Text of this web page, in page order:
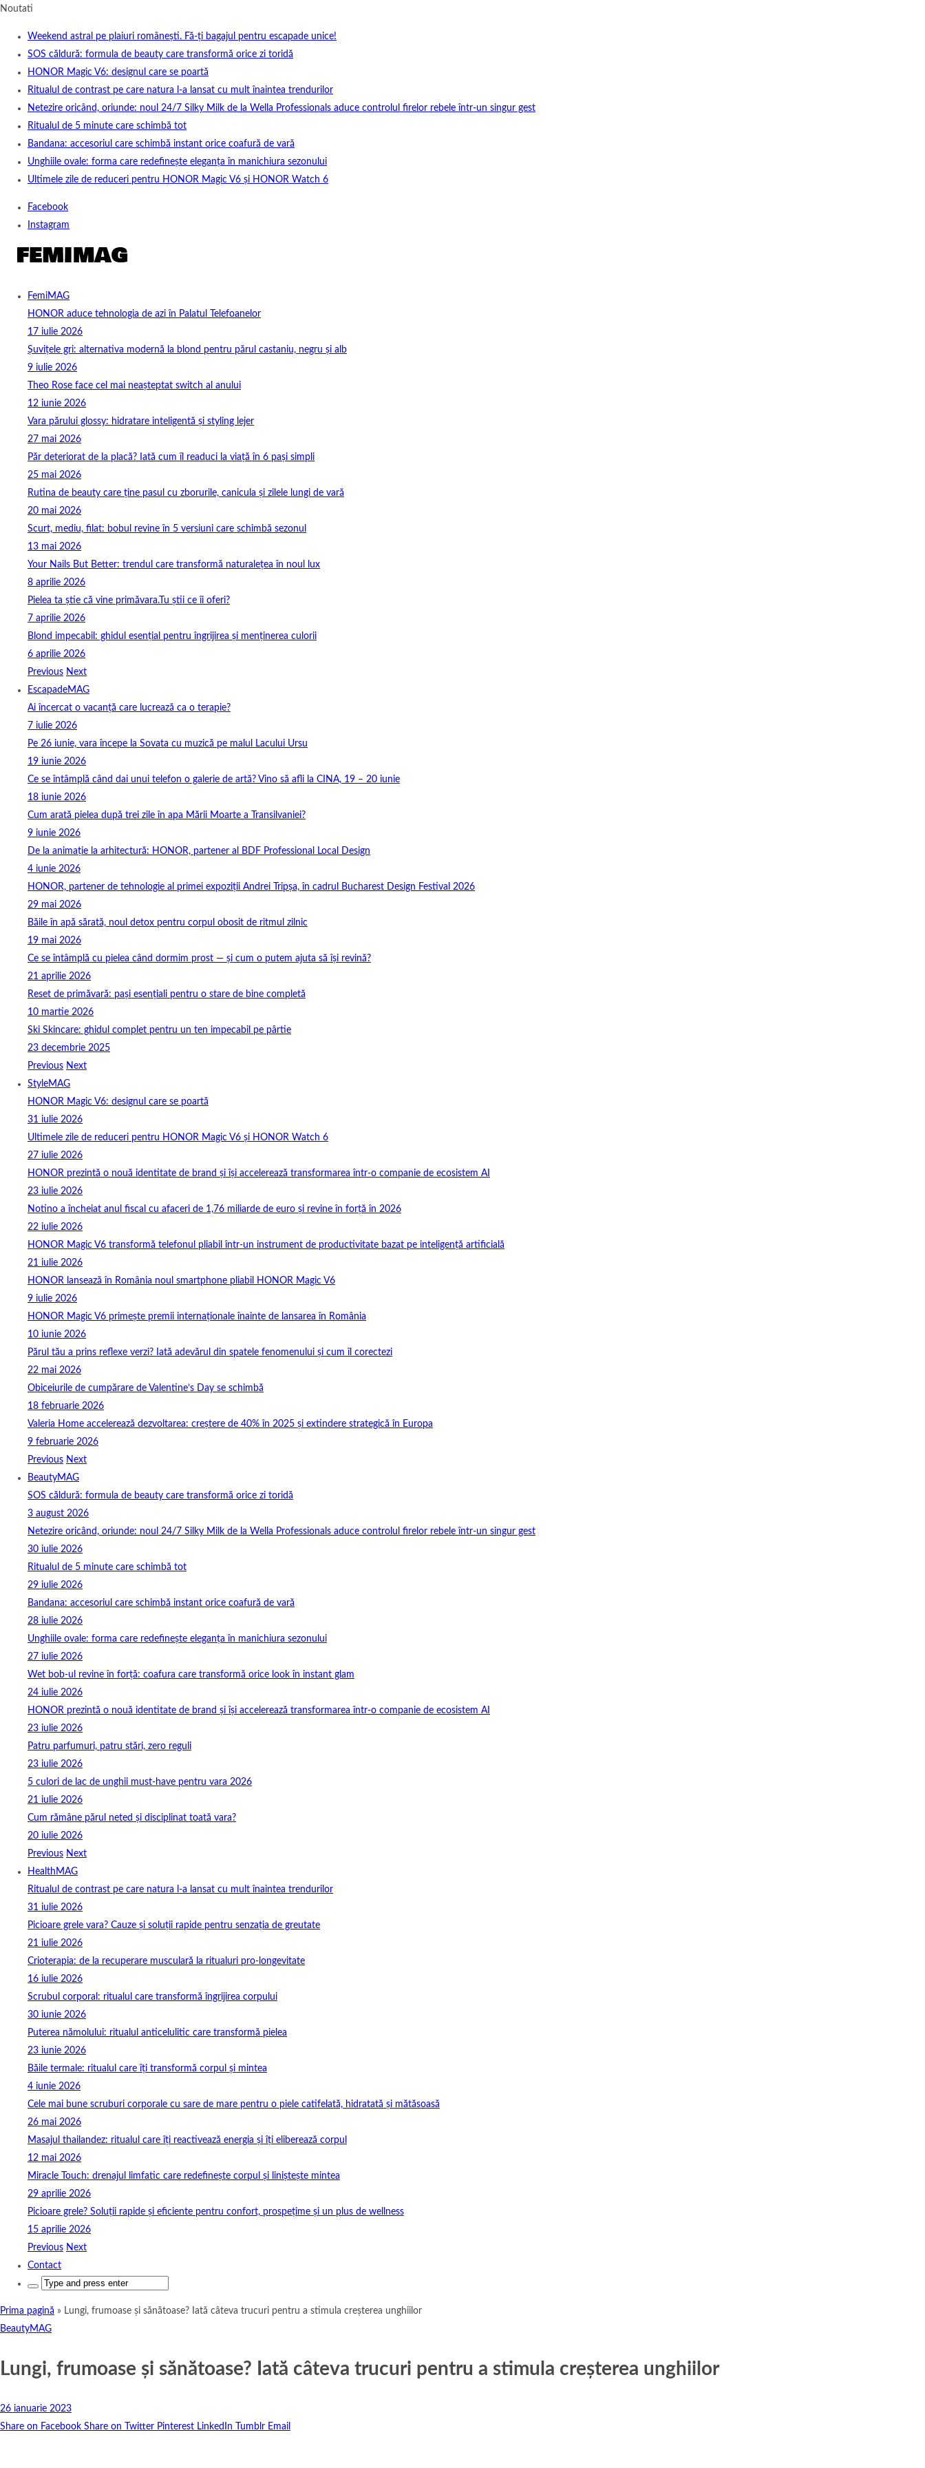
Noutati
Weekend astral pe plaiuri românești. Fă-ți bagajul pentru escapade unice!
SOS căldură: formula de beauty care transformă orice zi toridă
HONOR Magic V6: designul care se poartă
Ritualul de contrast pe care natura l-a lansat cu mult înaintea trendurilor
Netezire oricând, oriunde: noul 24/7 Silky Milk de la Wella Professionals aduce controlul firelor rebele într-un singur gest
Ritualul de 5 minute care schimbă tot
Bandana: accesoriul care schimbă instant orice coafură de vară
Unghiile ovale: forma care redefinește eleganța în manichiura sezonului
Ultimele zile de reduceri pentru HONOR Magic V6 și HONOR Watch 6
Facebook
Instagram
FemiMAG
HONOR aduce tehnologia de azi în Palatul Telefoanelor
17 iulie 2026
Șuvițele gri: alternativa modernă la blond pentru părul castaniu, negru și alb
9 iulie 2026
Theo Rose face cel mai neașteptat switch al anului
12 iunie 2026
Vara părului glossy: hidratare inteligentă și styling lejer
27 mai 2026
Păr deteriorat de la placă? Iată cum îl readuci la viață în 6 pași simpli
25 mai 2026
Rutina de beauty care ține pasul cu zborurile, canicula și zilele lungi de vară
20 mai 2026
Scurt, mediu, filat: bobul revine în 5 versiuni care schimbă sezonul
13 mai 2026
Your Nails But Better: trendul care transformă naturalețea în noul lux
8 aprilie 2026
Pielea ta știe că vine primăvara.Tu știi ce îi oferi?
7 aprilie 2026
Blond impecabil: ghidul esențial pentru îngrijirea și menținerea culorii
6 aprilie 2026
Previous Next
EscapadeMAG
Ai încercat o vacanță care lucrează ca o terapie?
7 iulie 2026
Pe 26 iunie, vara începe la Sovata cu muzică pe malul Lacului Ursu
19 iunie 2026
Ce se întâmplă când dai unui telefon o galerie de artă? Vino să afli la CINA, 19 – 20 iunie
18 iunie 2026
Cum arată pielea după trei zile în apa Mării Moarte a Transilvaniei?
9 iunie 2026
De la animație la arhitectură: HONOR, partener al BDF Professional Local Design
4 iunie 2026
HONOR, partener de tehnologie al primei expoziții Andrei Tripșa, în cadrul Bucharest Design Festival 2026
29 mai 2026
Băile în apă sărată, noul detox pentru corpul obosit de ritmul zilnic
19 mai 2026
Ce se întâmplă cu pielea când dormim prost — și cum o putem ajuta să își revină?
21 aprilie 2026
Reset de primăvară: pași esențiali pentru o stare de bine completă
10 martie 2026
Ski Skincare: ghidul complet pentru un ten impecabil pe pârtie
23 decembrie 2025
Previous Next
StyleMAG
HONOR Magic V6: designul care se poartă
31 iulie 2026
Ultimele zile de reduceri pentru HONOR Magic V6 și HONOR Watch 6
27 iulie 2026
HONOR prezintă o nouă identitate de brand și își accelerează transformarea într-o companie de ecosistem AI
23 iulie 2026
Notino a încheiat anul fiscal cu afaceri de 1,76 miliarde de euro și revine în forță în 2026
22 iulie 2026
HONOR Magic V6 transformă telefonul pliabil într-un instrument de productivitate bazat pe inteligență artificială
21 iulie 2026
HONOR lansează în România noul smartphone pliabil HONOR Magic V6
9 iulie 2026
HONOR Magic V6 primește premii internaționale înainte de lansarea în România
10 iunie 2026
Părul tău a prins reflexe verzi? Iată adevărul din spatele fenomenului și cum îl corectezi
22 mai 2026
Obiceiurile de cumpărare de Valentine’s Day se schimbă
18 februarie 2026
Valeria Home accelerează dezvoltarea: creștere de 40% în 2025 și extindere strategică în Europa
9 februarie 2026
Previous Next
BeautyMAG
SOS căldură: formula de beauty care transformă orice zi toridă
3 august 2026
Netezire oricând, oriunde: noul 24/7 Silky Milk de la Wella Professionals aduce controlul firelor rebele într-un singur gest
30 iulie 2026
Ritualul de 5 minute care schimbă tot
29 iulie 2026
Bandana: accesoriul care schimbă instant orice coafură de vară
28 iulie 2026
Unghiile ovale: forma care redefinește eleganța în manichiura sezonului
27 iulie 2026
Wet bob-ul revine în forță: coafura care transformă orice look în instant glam
24 iulie 2026
HONOR prezintă o nouă identitate de brand și își accelerează transformarea într-o companie de ecosistem AI
23 iulie 2026
Patru parfumuri, patru stări, zero reguli
23 iulie 2026
5 culori de lac de unghii must‑have pentru vara 2026
21 iulie 2026
Cum rămâne părul neted și disciplinat toată vara?
20 iulie 2026
Previous Next
HealthMAG
Ritualul de contrast pe care natura l-a lansat cu mult înaintea trendurilor
31 iulie 2026
Picioare grele vara? Cauze și soluții rapide pentru senzația de greutate
21 iulie 2026
Crioterapia: de la recuperare musculară la ritualuri pro‑longevitate
16 iulie 2026
Scrubul corporal: ritualul care transformă îngrijirea corpului
30 iunie 2026
Puterea nămolului: ritualul anticelulitic care transformă pielea
23 iunie 2026
Băile termale: ritualul care îți transformă corpul și mintea
4 iunie 2026
Cele mai bune scruburi corporale cu sare de mare pentru o piele catifelată, hidratată și mătăsoasă
26 mai 2026
Masajul thailandez: ritualul care îți reactivează energia și îți eliberează corpul
12 mai 2026
Miracle Touch: drenajul limfatic care redefinește corpul și liniștește mintea
29 aprilie 2026
Picioare grele? Soluții rapide și eficiente pentru confort, prospețime și un plus de wellness
15 aprilie 2026
Previous Next
Contact
Search
Prima pagină » Lungi, frumoase și sănătoase? Iată câteva trucuri pentru a stimula creșterea unghiilor
BeautyMAG
Lungi, frumoase și sănătoase? Iată câteva trucuri pentru a stimula creșterea unghiilor
26 ianuarie 2023
Share on Facebook Share on Twitter Pinterest LinkedIn Tumblr Email